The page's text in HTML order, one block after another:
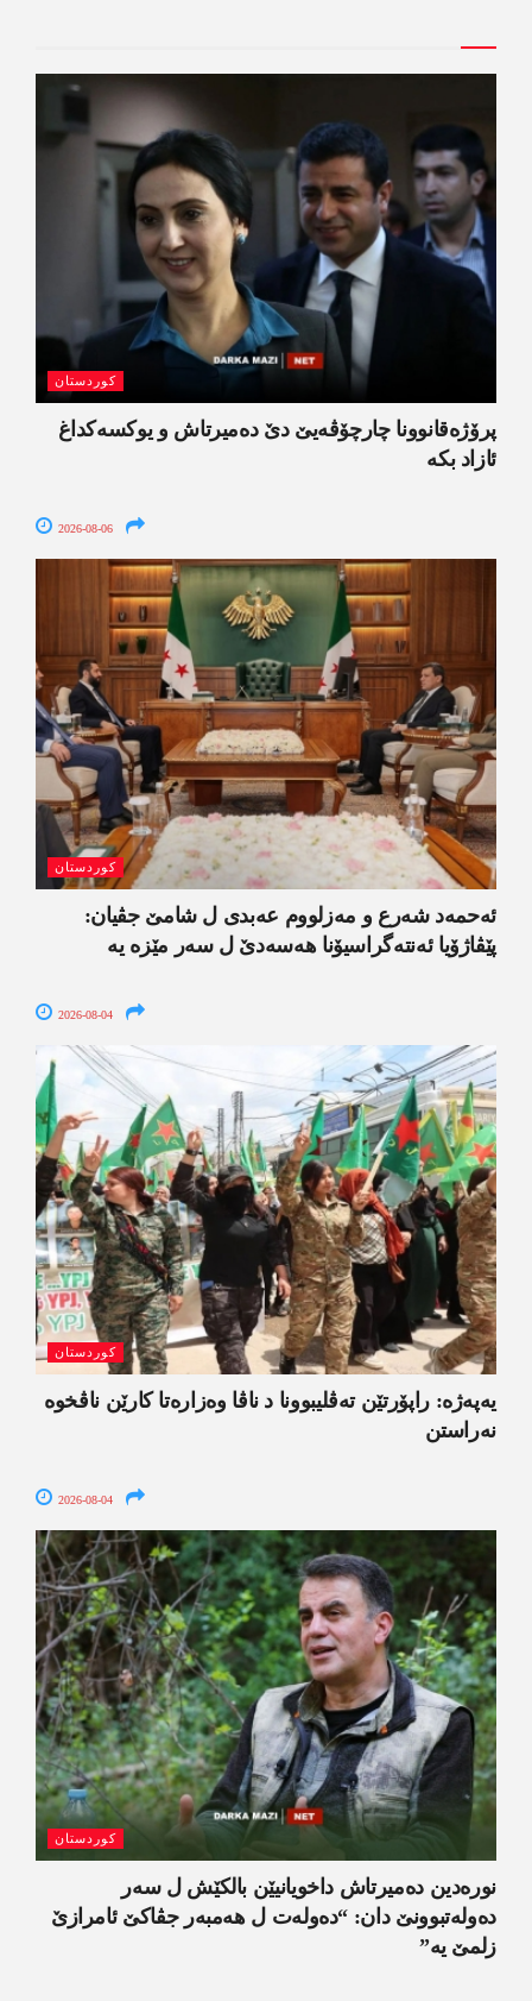
کوردستان
پرۆژەقانوونا چارچۆڤەیێ دێ دەمیرتاش و یوکسەکداغ
ئازاد بکە
2026-08-06
کوردستان
ئەحمەد شەرع و مەزلووم عەبدی ل شامێ جڤیان:
پێڤاژۆیا ئەنتەگراسیۆنا ھەسەدێ ل سەر مێزە یە
2026-08-04
کوردستان
یەپەژە: راپۆرتێن تەڤلیبوونا د ناڤا وەزارەتا کارێن ناڤخوە
نەراستن
2026-08-04
کوردستان
نورەدین دەمیرتاش داخویانیێن بالکێش ل سەر
دەولەتبوونێ دان: “دەولەت ل ھەمبەر جڤاکێ ئامرازێ
زلمێ یە”